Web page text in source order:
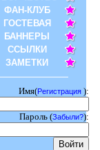
ФАН-КЛУБ
ГОСТЕВАЯ
БАННЕРЫ
ССЫЛКИ
ЗАМЕТКИ
Имя(Регистрация ):
Пароль (Забыли?):
Войти